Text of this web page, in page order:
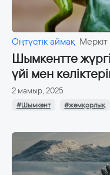
Оңтүстік аймақ
Шымкентте
үйі мен
2 мамыр, 2025
#Шымкент #жемқорлық